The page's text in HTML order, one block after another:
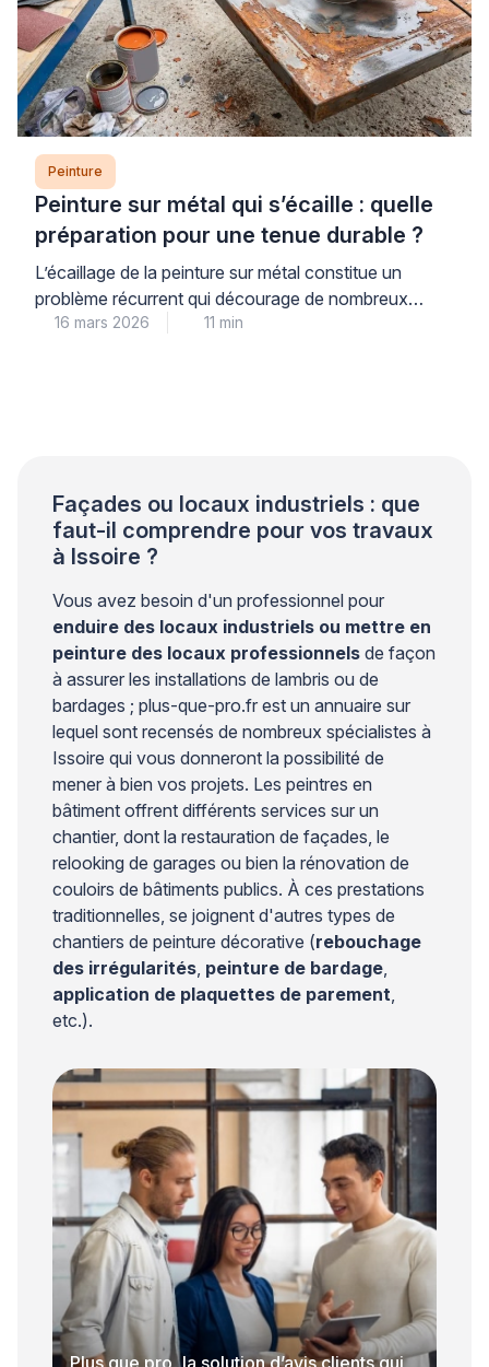
Peinture
Peinture sur métal qui s’écaille : quelle
préparation pour une tenue durable ?
L’écaillage de la peinture sur métal constitue un
problème récurrent qui décourage de nombreux
propriétaires. Ce phénomène trouve son origine dans
16 mars 2026 11 min
Façades ou locaux industriels : que
faut-il comprendre pour vos travaux
à Issoire ?
Vous avez besoin d'un professionnel pour
enduire des locaux industriels ou mettre en
peinture des locaux professionnels de façon
à assurer les installations de lambris ou de
bardages ; plus-que-pro.fr est un annuaire sur
lequel sont recensés de nombreux spécialistes à
Issoire qui vous donneront la possibilité de
mener à bien vos projets. Les peintres en
bâtiment offrent différents services sur un
chantier, dont la restauration de façades, le
relooking de garages ou bien la rénovation de
couloirs de bâtiments publics. À ces prestations
traditionnelles, se joignent d'autres types de
chantiers de peinture décorative (rebouchage
des irrégularités peinture de bardage
application de plaquettes de parement
etc.).
Plus que pro, la solution d’avis clients qui